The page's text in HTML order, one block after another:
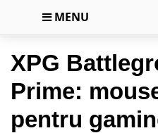
MENU
XPG
Prime:
pentru